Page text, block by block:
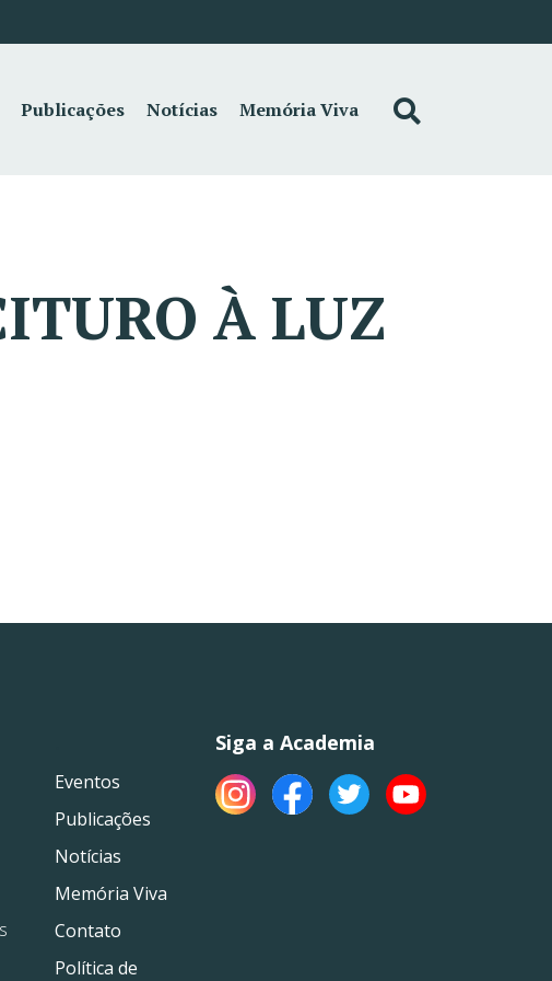
Publicações Notícias Memória Viva
À LUZ
Eventos
Publicações
Notícias
Memória Viva
Contato
Política de
Siga a Academia